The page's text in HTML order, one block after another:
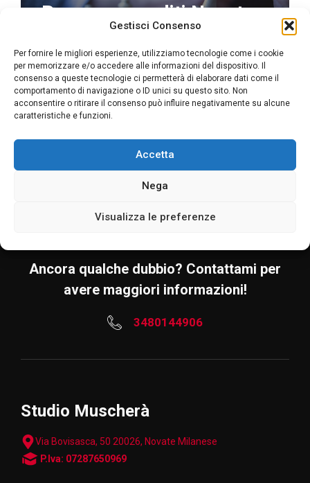
Gestisci Consenso
Per fornire le migliori esperienze, utilizziamo tecnologie come i cookie
per memorizzare e/o accedere alle informazioni del dispositivo. Il
consenso a queste tecnologie ci permetterà di elaborare dati come il
comportamento di navigazione o ID unici su questo sito. Non
acconsentire o ritirare il consenso può influire negativamente su alcune
caratteristiche e funzioni.
Accetta
Nega
Visualizza le preferenze
Recupero crediti Novate
Milanese
Recupero crediti Novate Milanese: Studio
Legale Avvocato Muscherà, la tua soluzione
per incassare i tuoi ...
Ancora qualche dubbio? Contattami per
avere maggiori informazioni!
3480144906
Studio Muscherà
Via Bovisasca, 50 20026, Novate Milanese
P.Iva: 07287650969